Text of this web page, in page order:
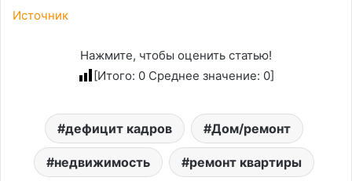
Источник
Нажмите, чтобы оценить статью!
[Итого: 0 Среднее значение: 0]
дефицит кадров Дом/ремонт
недвижимость ремонт квартиры